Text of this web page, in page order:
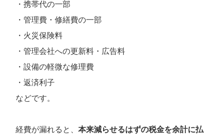
・携帯代の一部
・管理費・修繕費の一部
・火災保険料
・管理会社への更新料・広告料
・設備の軽微な修理費
・返済利子
などです。
経費が漏れると、 本来減らせるはずの税金を余計に払